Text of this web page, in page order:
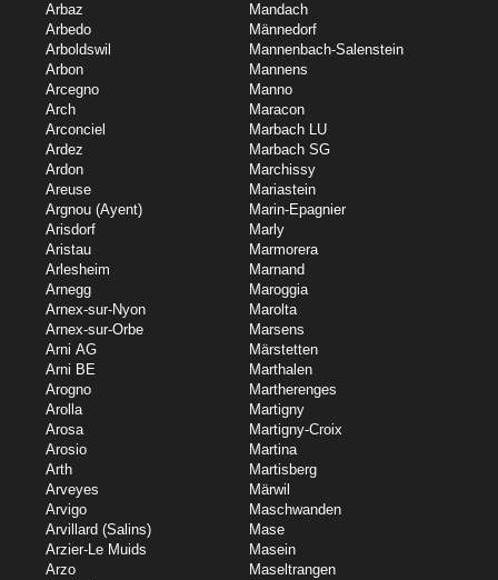
Arbaz
Arbedo
Arboldswil
Arbon
Arcegno
Arch
Arconciel
Ardez
Ardon
Areuse
Argnou (Ayent)
Arisdorf
Aristau
Arlesheim
Arnegg
Arnex-sur-Nyon
Arnex-sur-Orbe
Arni AG
Arni BE
Arogno
Arolla
Arosa
Arosio
Arth
Arveyes
Arvigo
Arvillard (Salins)
Arzier-Le Muids
Arzo
Mandach
Männedorf
Mannenbach-Salenstein
Mannens
Manno
Maracon
Marbach LU
Marbach SG
Marchissy
Mariastein
Marin-Epagnier
Marly
Marmorera
Marnand
Maroggia
Marolta
Marsens
Märstetten
Marthalen
Martherenges
Martigny
Martigny-Croix
Martina
Martisberg
Märwil
Maschwanden
Mase
Masein
Maseltrangen